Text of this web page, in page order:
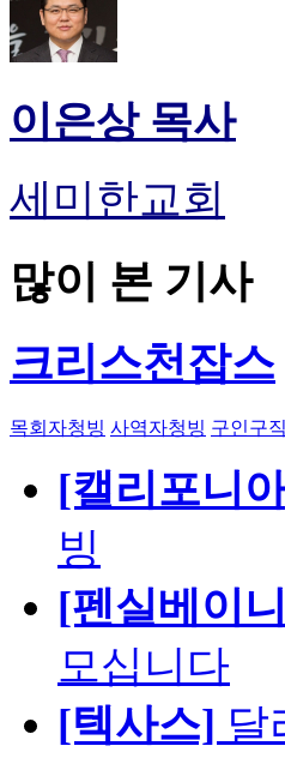
이은상 목사
세미한교회
많이 본 기사
크리스천잡스
목회자청빙 사역자청빙 구인구직
[캘리포니
빙
[펜실베이
모십니다
[텍사스] 달